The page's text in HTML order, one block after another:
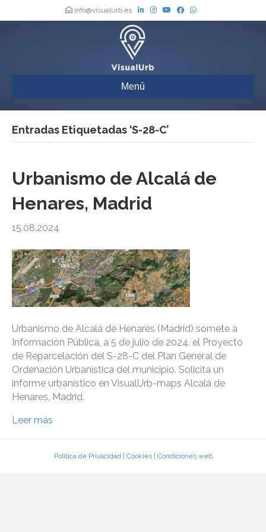
info@visualurb.es
Menú
Entradas Etiquetadas ‘S-28-C’
Urbanismo de Alcalá de
Henares, Madrid
15.08.2024
Urbanismo de Alcalá de Henares (Madrid) somete a
Información Pública, a 5 de julio de 2024, el Proyecto
de Reparcelación del S-28-C del Plan General de
Ordenación Urbanística del municipio. Solicita un
informe urbanístico en VisualUrb-maps Alcalá de
Henares, Madrid.
Leer más
Política de Privacidad| Cookies| Condiciones web